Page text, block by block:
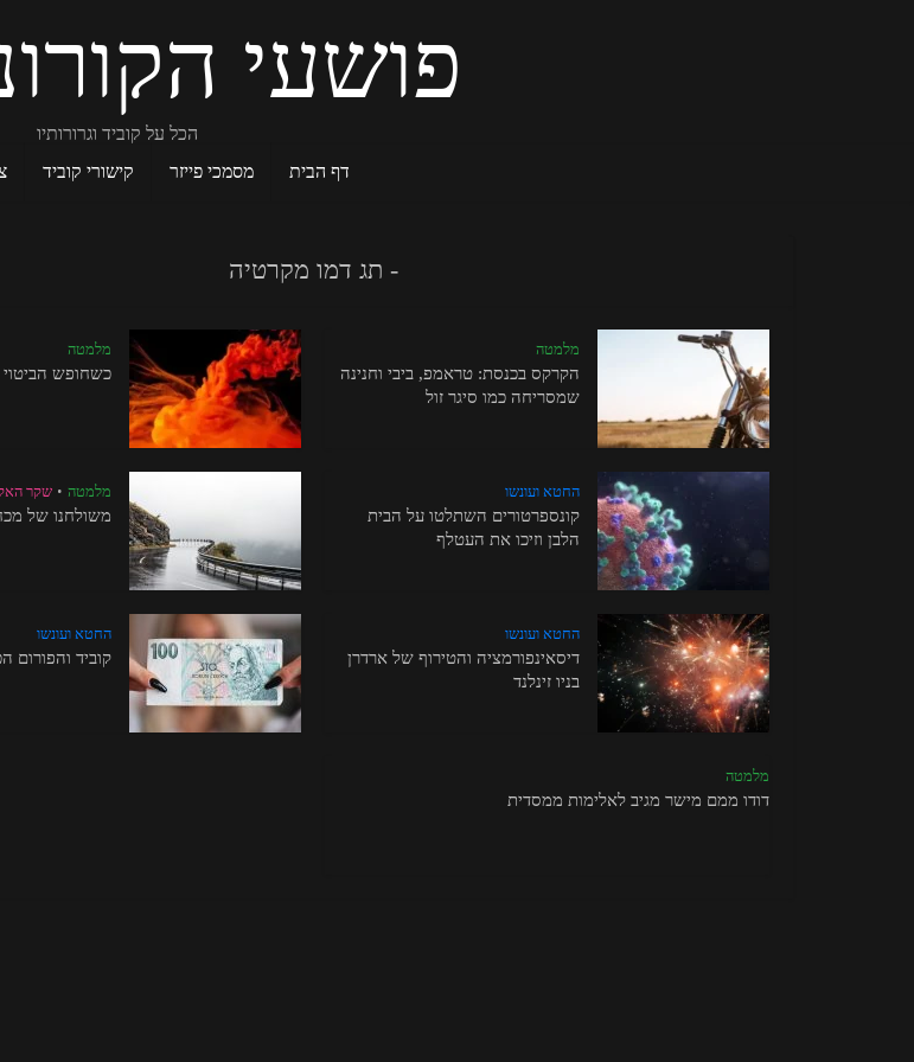
פושעי
הכל על קוביד וגרורותיו
דף הבית מסמכי פייזר קישורי קוביד
- תג דמו מקרטיה
מלמטה
הקרקס בכנסת: טראמפ, ביבי וחנינה
שמסריחה כמו סיגר זול
מלמטה
כשחופש הביטוי
החטא ועונשו
קונספרטורים השתלטו על הבית
הלבן וזיכו את העטלף
מלמטה • שקר
משולחנו של
החטא ועונשו
דיסאינפורמציה והטירוף של ארדרן
בניו זינלנד
החטא ועונשו
קוביד והפורום
מלמטה
דודו ממם מישר מגיב לאלימות ממסדית